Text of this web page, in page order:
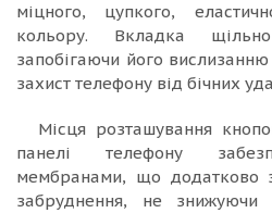
міцного, цупкого,
кольору. Вкладка
запобігаючи його
захист телефону від бічних
Місця розташування
панелі телефону
мембранами, що додатково
забруднення, не знижуючи